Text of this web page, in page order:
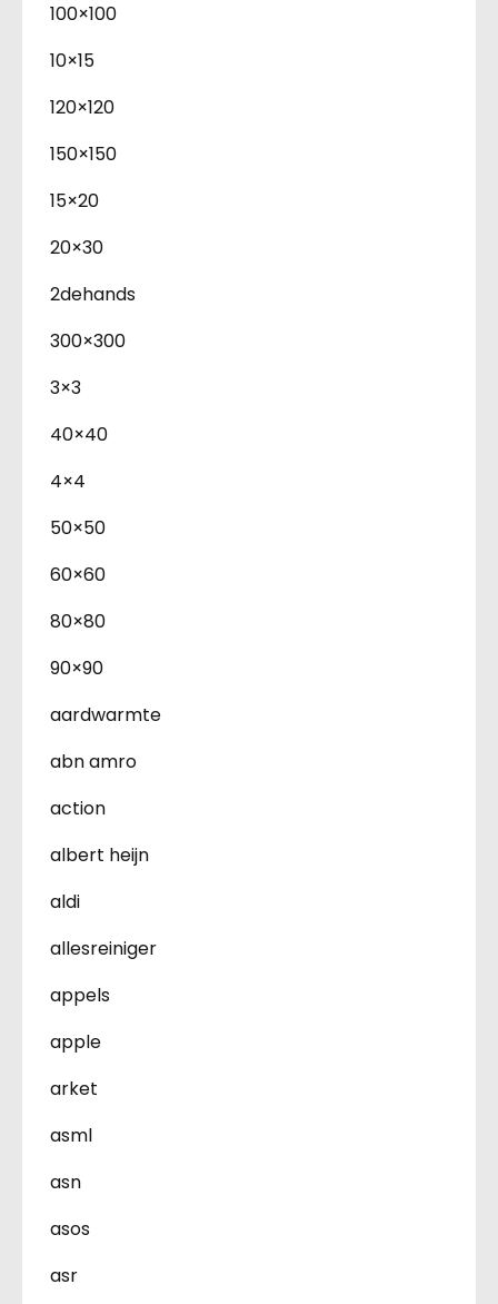
100×100
10×15
120×120
150×150
15×20
20×30
2dehands
300×300
3×3
40×40
4×4
50×50
60×60
80×80
90×90
aardwarmte
abn amro
action
albert heijn
aldi
allesreiniger
appels
apple
arket
asml
asn
asos
asr